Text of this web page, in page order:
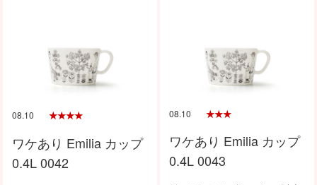
08.10
ワケあり Emilia カップ
0.4L 0042
08.10
ワケあり Emilia カップ
0.4L 0043